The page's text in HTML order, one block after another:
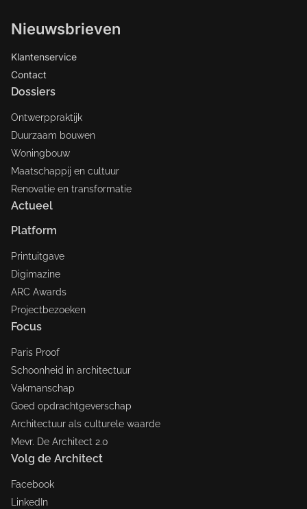
Nieuwsbrieven
Klantenservice
Contact
Dossiers
Ontwerppraktijk
Duurzaam bouwen
Woningbouw
Maatschappij en cultuur
Renovatie en transformatie
Actueel
Platform
Printuitgave
Digimazine
ARC Awards
Projectbezoeken
Focus
Paris Proof
Schoonheid in architectuur
Vakmanschap
Goed opdrachtgeverschap
Architectuur als culturele waarde
Mevr. De Architect 2.0
Volg de Architect
Facebook
LinkedIn